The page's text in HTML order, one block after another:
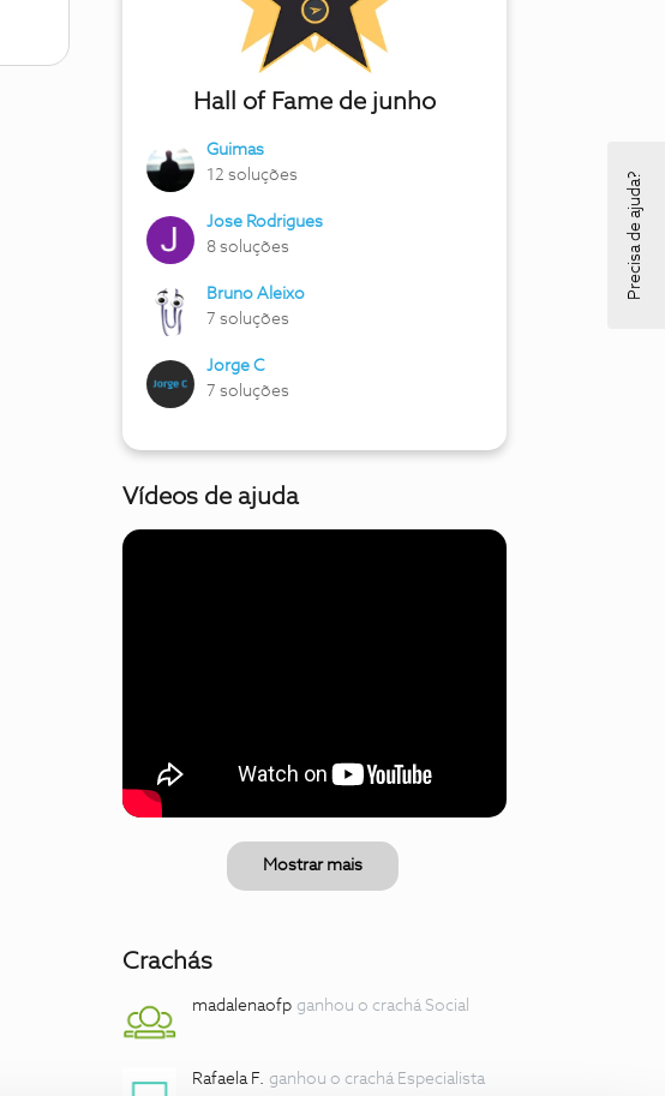
Hall of Fame de junho
Guimas
12 soluções
Jose Rodrigues
8 soluções
Bruno Aleixo
7 soluções
Jorge C
7 soluções
Vídeos de ajuda
Mostrar mais
Crachás
madalenaofp ganhou o crachá Social
Rafaela F. ganhou o crachá Especialista
Precisa de ajuda?